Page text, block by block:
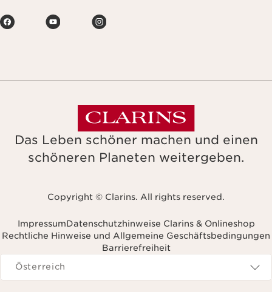
Das Leben schöner machen und einen
schöneren Planeten weitergeben.
Copyright © Clarins. All rights reserved.
ImpressumDatenschutzhinweise Clarins & Onlineshop
Rechtliche Hinweise und Allgemeine Geschäftsbedingungen
Barrierefreiheit
Navigieren zu
Österreich